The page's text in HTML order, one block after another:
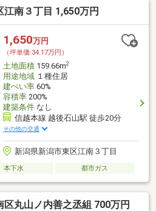
江南３丁目 1,650万円
1,650万円
（坪単価:34.17万円）
土地面積159.66m2
用途地域１種住居
建ぺい率60%
容積率200%
建築条件なし
信越本線 越後石山駅 徒歩20分
その他の交通
新潟県新潟市東区江南３丁目
本下水 都市ガス
丸山ノ内善之丞組 700万円